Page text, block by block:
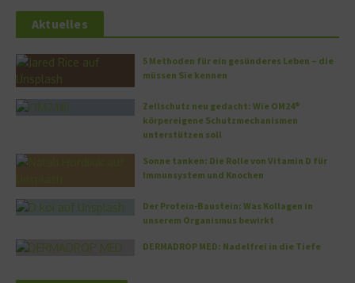
Aktuelles
5 Methoden für ein gesünderes Leben – die
müssen Sie kennen
Zellschutz neu gedacht: Wie OM24®
körpereigene Schutzmechanismen
unterstützen soll
Sonne tanken: Die Rolle von Vitamin D für
Immunsystem und Knochen
Der Protein-Baustein: Was Kollagen in
unserem Organismus bewirkt
DERMADROP MED: Nadelfrei in die Tiefe